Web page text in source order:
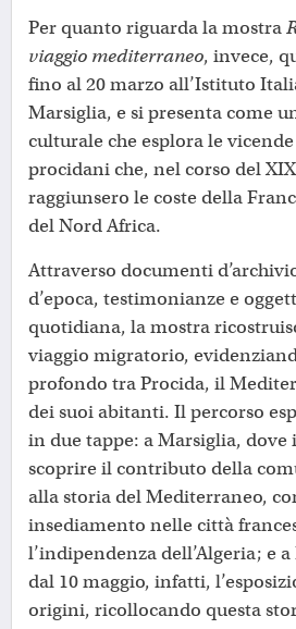
Per quanto riguarda la mostra
viaggio mediterraneo, invece,
fino al 20 marzo all’Istituto
Marsiglia, e si presenta come
culturale che esplora le
procidani che, nel corso del
raggiunsero le coste della
del Nord Africa.
Attraverso documenti
d’epoca, testimonianze e
quotidiana, la mostra
viaggio migratorio,
profondo tra Procida, il
dei suoi abitanti. Il percorso
in due tappe: a Marsiglia,
scoprire il contributo della
alla storia del Mediterraneo,
insediamento nelle città
l’indipendenza dell’Algeria; e
dal 10 maggio, infatti,
origini, ricollocando questa